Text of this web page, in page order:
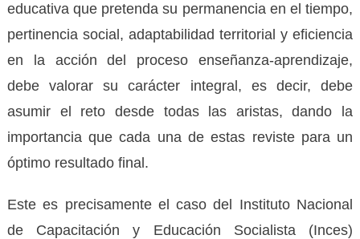
educativa que pretenda su permanencia en el tiempo,
pertinencia social, adaptabilidad territorial y eficiencia
en la acción del proceso enseñanza-aprendizaje,
debe valorar su carácter integral, es decir, debe
asumir el reto desde todas las aristas, dando la
importancia que cada una de estas reviste para un
óptimo resultado final.
Este es precisamente el caso del Instituto Nacional
de Capacitación y Educación Socialista (Inces)